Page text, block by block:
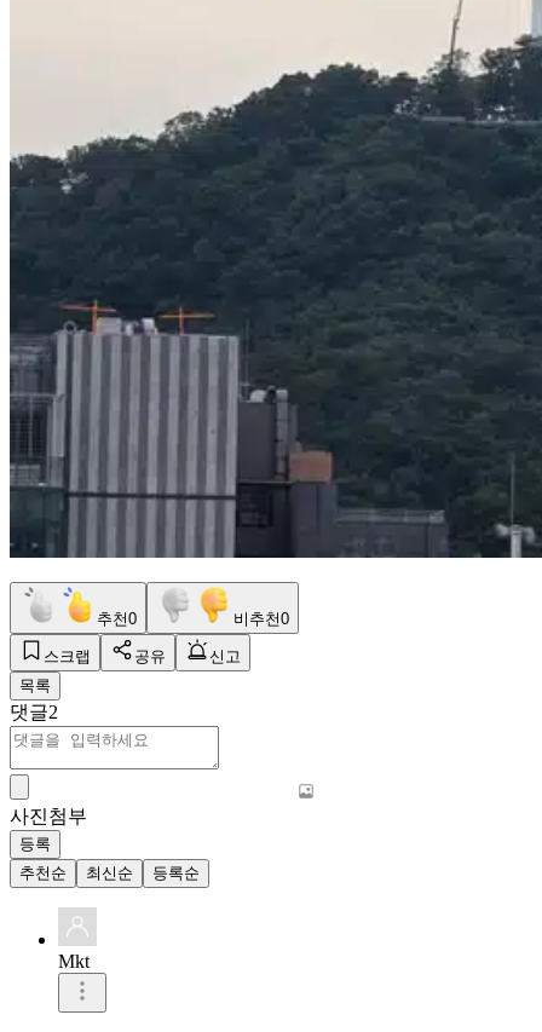
추천0 비추천0
스크랩 공유
신고
목록
댓글2
사진첨부
등록
추천순
최신순 등록순
Mkt